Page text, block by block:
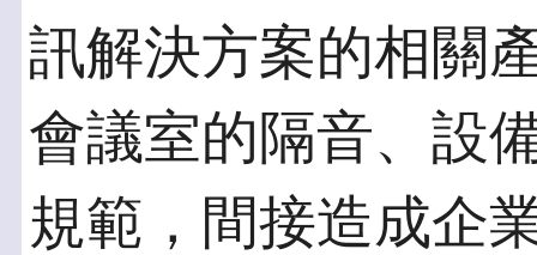
訊解決方案的相關
會議室的隔音、設
規範，間接造成企